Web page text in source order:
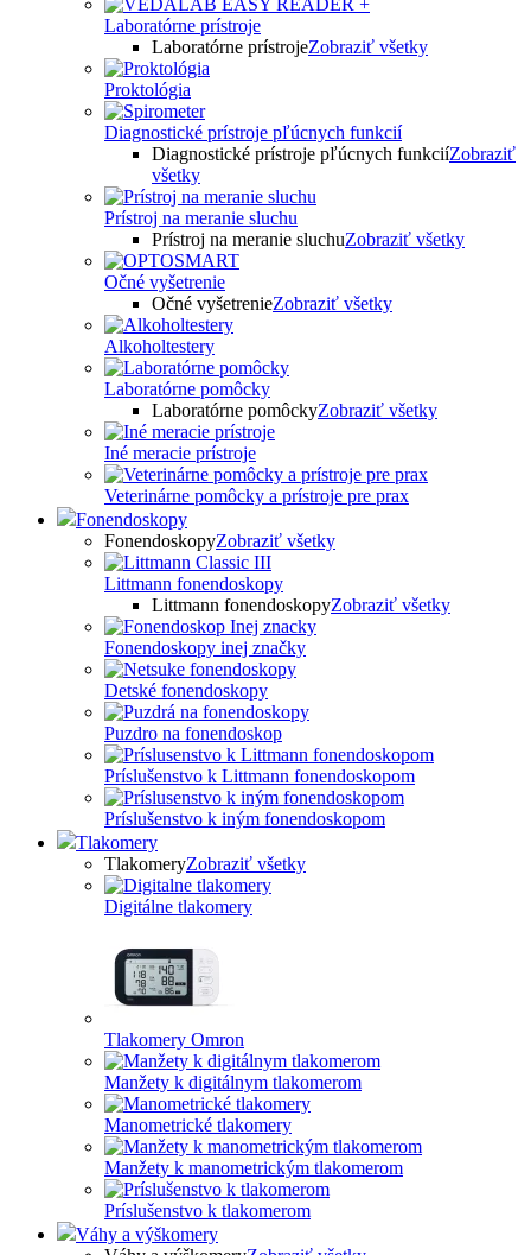
Laboratórne prístroje
Laboratórne prístrojeZobraziť všetky
Proktológia
Diagnostické prístroje pľúcnych funkcií
Diagnostické prístroje pľúcnych funkciíZobraziť
všetky
Prístroj na meranie sluchu
Prístroj na meranie sluchuZobraziť všetky
Očné vyšetrenie
Očné vyšetrenieZobraziť všetky
Alkoholtestery
Laboratórne pomôcky
Laboratórne pomôckyZobraziť všetky
Iné meracie prístroje
Veterinárne pomôcky a prístroje pre prax
Fonendoskopy
FonendoskopyZobraziť všetky
Littmann fonendoskopy
Littmann fonendoskopyZobraziť všetky
Fonendoskopy inej značky
Detské fonendoskopy
Puzdro na fonendoskop
Príslušenstvo k Littmann fonendoskopom
Príslušenstvo k iným fonendoskopom
Tlakomery
TlakomeryZobraziť všetky
Digitálne tlakomery
Tlakomery Omron
Manžety k digitálnym tlakomerom
Manometrické tlakomery
Manžety k manometrickým tlakomerom
Príslušenstvo k tlakomerom
Váhy a výškomery